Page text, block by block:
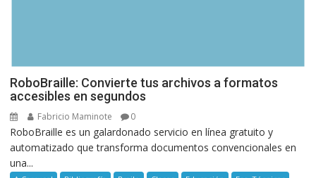
RoboBraille: Convierte tus archivos a formatos
accesibles en segundos
Fabricio Maminote 0
RoboBraille es un galardonado servicio en línea gratuito y
automatizado que transforma documentos convencionales en
una...